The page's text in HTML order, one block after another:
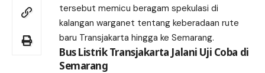
tersebut memicu beragam spekulasi di
kalangan warganet tentang keberadaan rute
baru Transjakarta hingga ke Semarang.
Bus Listrik Transjakarta Jalani Uji Coba di
Semarang